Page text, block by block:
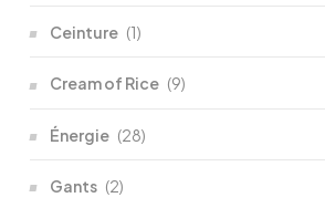
Ceinture (1)
Cream of Rice (9)
Énergie (28)
Gants (2)